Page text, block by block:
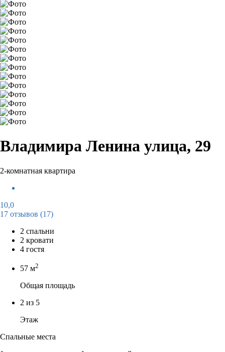
Владимира Ленина улица, 29
2-комнатная квартира
10,0
17 отзывов (17)
2 спальни
2 кровати
4 гостя
57 м2
Общая площадь
2 из 5
Этаж
Спальные места